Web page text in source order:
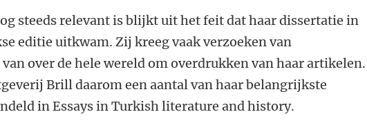
steeds relevant is blijkt uit het feit dat haar dissertatie in
editie uitkwam. Zij kreeg vaak verzoeken van
over de hele wereld om overdrukken van haar
Brill daarom een aantal van haar belangrijkste
in Essays in Turkish literature and history.